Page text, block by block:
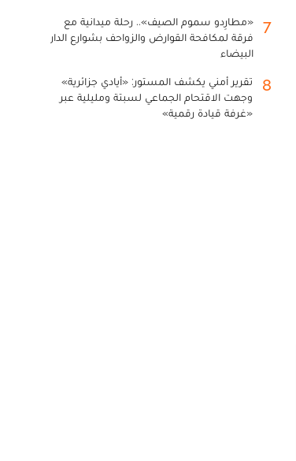
7
«مطارِدو سموم الصيف».. رحلة ميدانية مع
فرقة لمكافحة القوارض والزواحف بشوارع الدار
البيضاء
8
تقرير أمني يكشف المستور: «أيادي جزائرية»
وجهت الاقتحام الجماعي لسبتة ومليلية عبر
«غرفة قيادة رقمية»